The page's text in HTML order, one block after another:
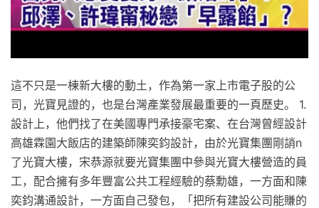
這不只是一棟新大樓的動土，作為第一家上市電子股的公
司，光寶見證的，也是台灣產業發展最重要的一頁歷史。 1.
設計上，他們找了在美國專門承接豪宅案、在台灣曾經設計
高雄霖園大飯店的建築師陳奕鈞設計，由於光寶集團剛誚n
了光寶大樓，宋恭源就要光寶集團中參與光寶大樓營造的員
工，配合擁有多年豐富公共工程經驗的蔡勳雄，一方面和陳
奕鈞溝通設計，一方面自己發包，「把所有建設公司能賺的